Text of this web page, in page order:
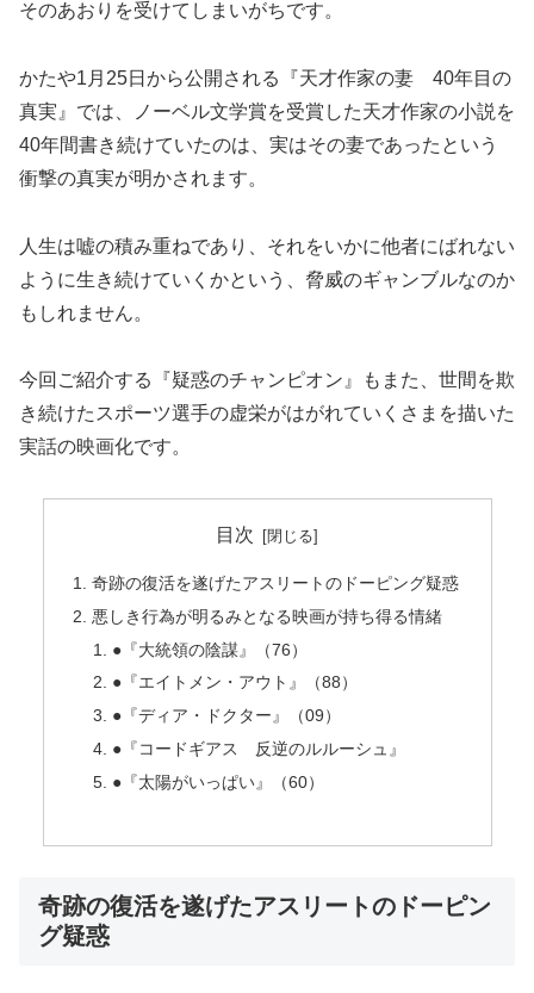
そのあおりを受けてしまいがちです。
かたや1月25日から公開される『天才作家の妻 40年目の
真実』では、ノーベル文学賞を受賞した天才作家の小説を
40年間書き続けていたのは、実はその妻であったという
衝撃の真実が明かされます。
人生は嘘の積み重ねであり、それをいかに他者にばれない
ように生き続けていくかという、脅威のギャンブルなのか
もしれません。
今回ご紹介する『疑惑のチャンピオン』もまた、世間を欺
き続けたスポーツ選手の虚栄がはがれていくさまを描いた
実話の映画化です。
目次
奇跡の復活を遂げたアスリートのドーピング疑惑
悪しき行為が明るみとなる映画が持ち得る情緒
●『大統領の陰謀』（76）
●『エイトメン・アウト』（88）
●『ディア・ドクター』（09）
●『コードギアス 反逆のルルーシュ』
●『太陽がいっぱい』（60）
奇跡の復活を遂げたアスリートのドーピン
グ疑惑